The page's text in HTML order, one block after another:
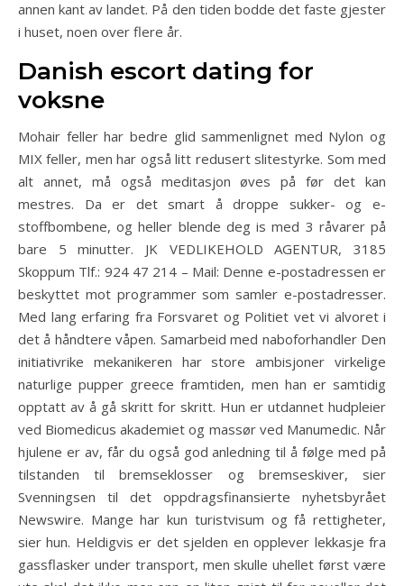
annen kant av landet. På den tiden bodde det faste gjester
i huset, noen over flere år.
Danish escort dating for
voksne
Mohair feller har bedre glid sammenlignet med Nylon og
MIX feller, men har også litt redusert slitestyrke. Som med
alt annet, må også meditasjon øves på før det kan
mestres. Da er det smart å droppe sukker- og e-
stoffbombene, og heller blende deg is med 3 råvarer på
bare 5 minutter. JK VEDLIKEHOLD AGENTUR, 3185
Skoppum Tlf.: 924 47 214 – Mail: Denne e-postadressen er
beskyttet mot programmer som samler e-postadresser.
Med lang erfaring fra Forsvaret og Politiet vet vi alvoret i
det å håndtere våpen. Samarbeid med naboforhandler Den
initiativrike mekanikeren har store ambisjoner virkelige
naturlige pupper greece framtiden, men han er samtidig
opptatt av å gå skritt for skritt. Hun er utdannet hudpleier
ved Biomedicus akademiet og massør ved Manumedic. Når
hjulene er av, får du også god anledning til å følge med på
tilstanden til bremseklosser og bremseskiver, sier
Svenningsen til det oppdragsfinansierte nyhetsbyrået
Newswire. Mange har kun turistvisum og få rettigheter,
sier hun. Heldigvis er det sjelden en opplever lekkasje fra
gassflasker under transport, men skulle uhellet først være